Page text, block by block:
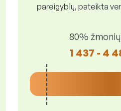
pareigybių, pateikta
80%
1 437 - 4